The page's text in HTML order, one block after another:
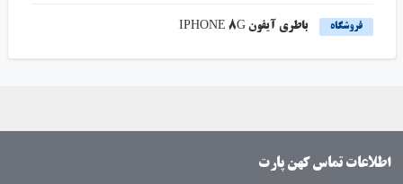
فروشگاه باطری آیفون IPHONE 8G
اطلاعات تماس کهن پارت